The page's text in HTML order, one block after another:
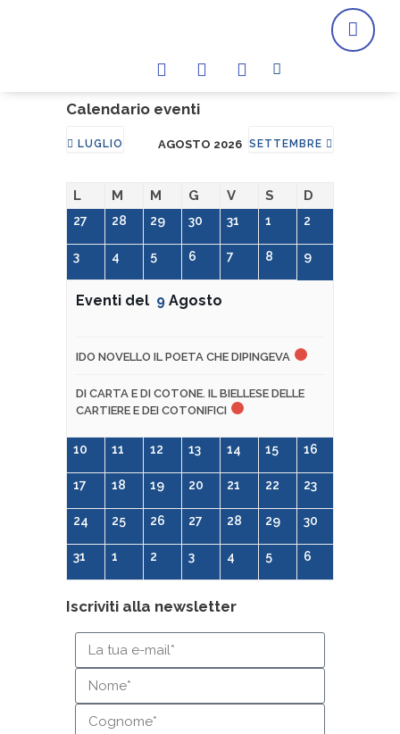
Calendario eventi
LUGLIO AGOSTO 2026 SETTEMBRE
L M M G V S D
27 28 29 30 31 1 2
3 4 5 6 7 8 9
Eventi del 9 Agosto
IDO NOVELLO IL POETA CHE DIPINGEVA
DI CARTA E DI COTONE. IL BIELLESE DELLE
CARTIERE E DEI COTONIFICI
10 11 12 13 14 15 16
17 18 19 20 21 22 23
24 25 26 27 28 29 30
31 1 2 3 4 5 6
Iscriviti alla newsletter